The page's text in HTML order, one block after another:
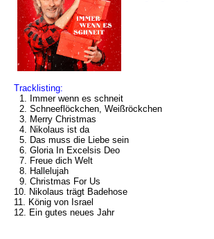
Tracklisting:
1. Immer wenn es schneit
2. Schneeflöckchen, Weißröckchen
3. Merry Christmas
4. Nikolaus ist da
5. Das muss die Liebe sein
6. Gloria In Excelsis Deo
7. Freue dich Welt
8. Hallelujah
9. Christmas For Us
10. Nikolaus trägt Badehose
11. König von Israel
12. Ein gutes neues Jahr